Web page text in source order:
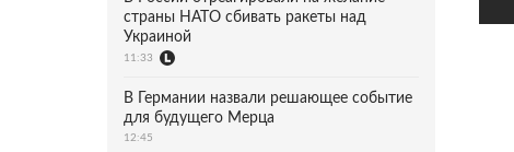
страны НАТО сбивать ракеты над
Украиной
11:33
В Германии назвали решающее событие
для будущего Мерца
12:45